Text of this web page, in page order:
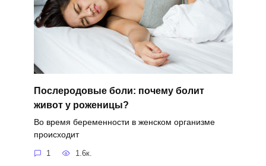
Послеродовые боли: почему болит
живот у роженицы?
Во время беременности в женском организме
происходит
1 1.6к.